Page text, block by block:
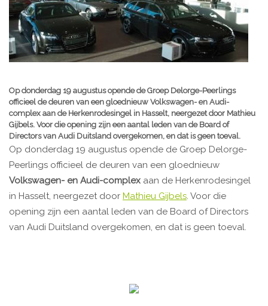
Op donderdag 19 augustus opende de Groep Delorge-Peerlings
officieel de deuren van een gloednieuw Volkswagen- en Audi-
complex aan de Herkenrodesingel in Hasselt, neergezet door Mathieu
Gijbels. Voor die opening zijn een aantal leden van de Board of
Directors van Audi Duitsland overgekomen, en dat is geen toeval.
Op donderdag 19 augustus opende de Groep Delorge-
Peerlings officieel de deuren van een gloednieuw
Volkswagen- en Audi-complex aan de Herkenrodesingel
in Hasselt, neergezet door Mathieu Gijbels. Voor die
opening zijn een aantal leden van de Board of Directors
van Audi Duitsland overgekomen, en dat is geen toeval.